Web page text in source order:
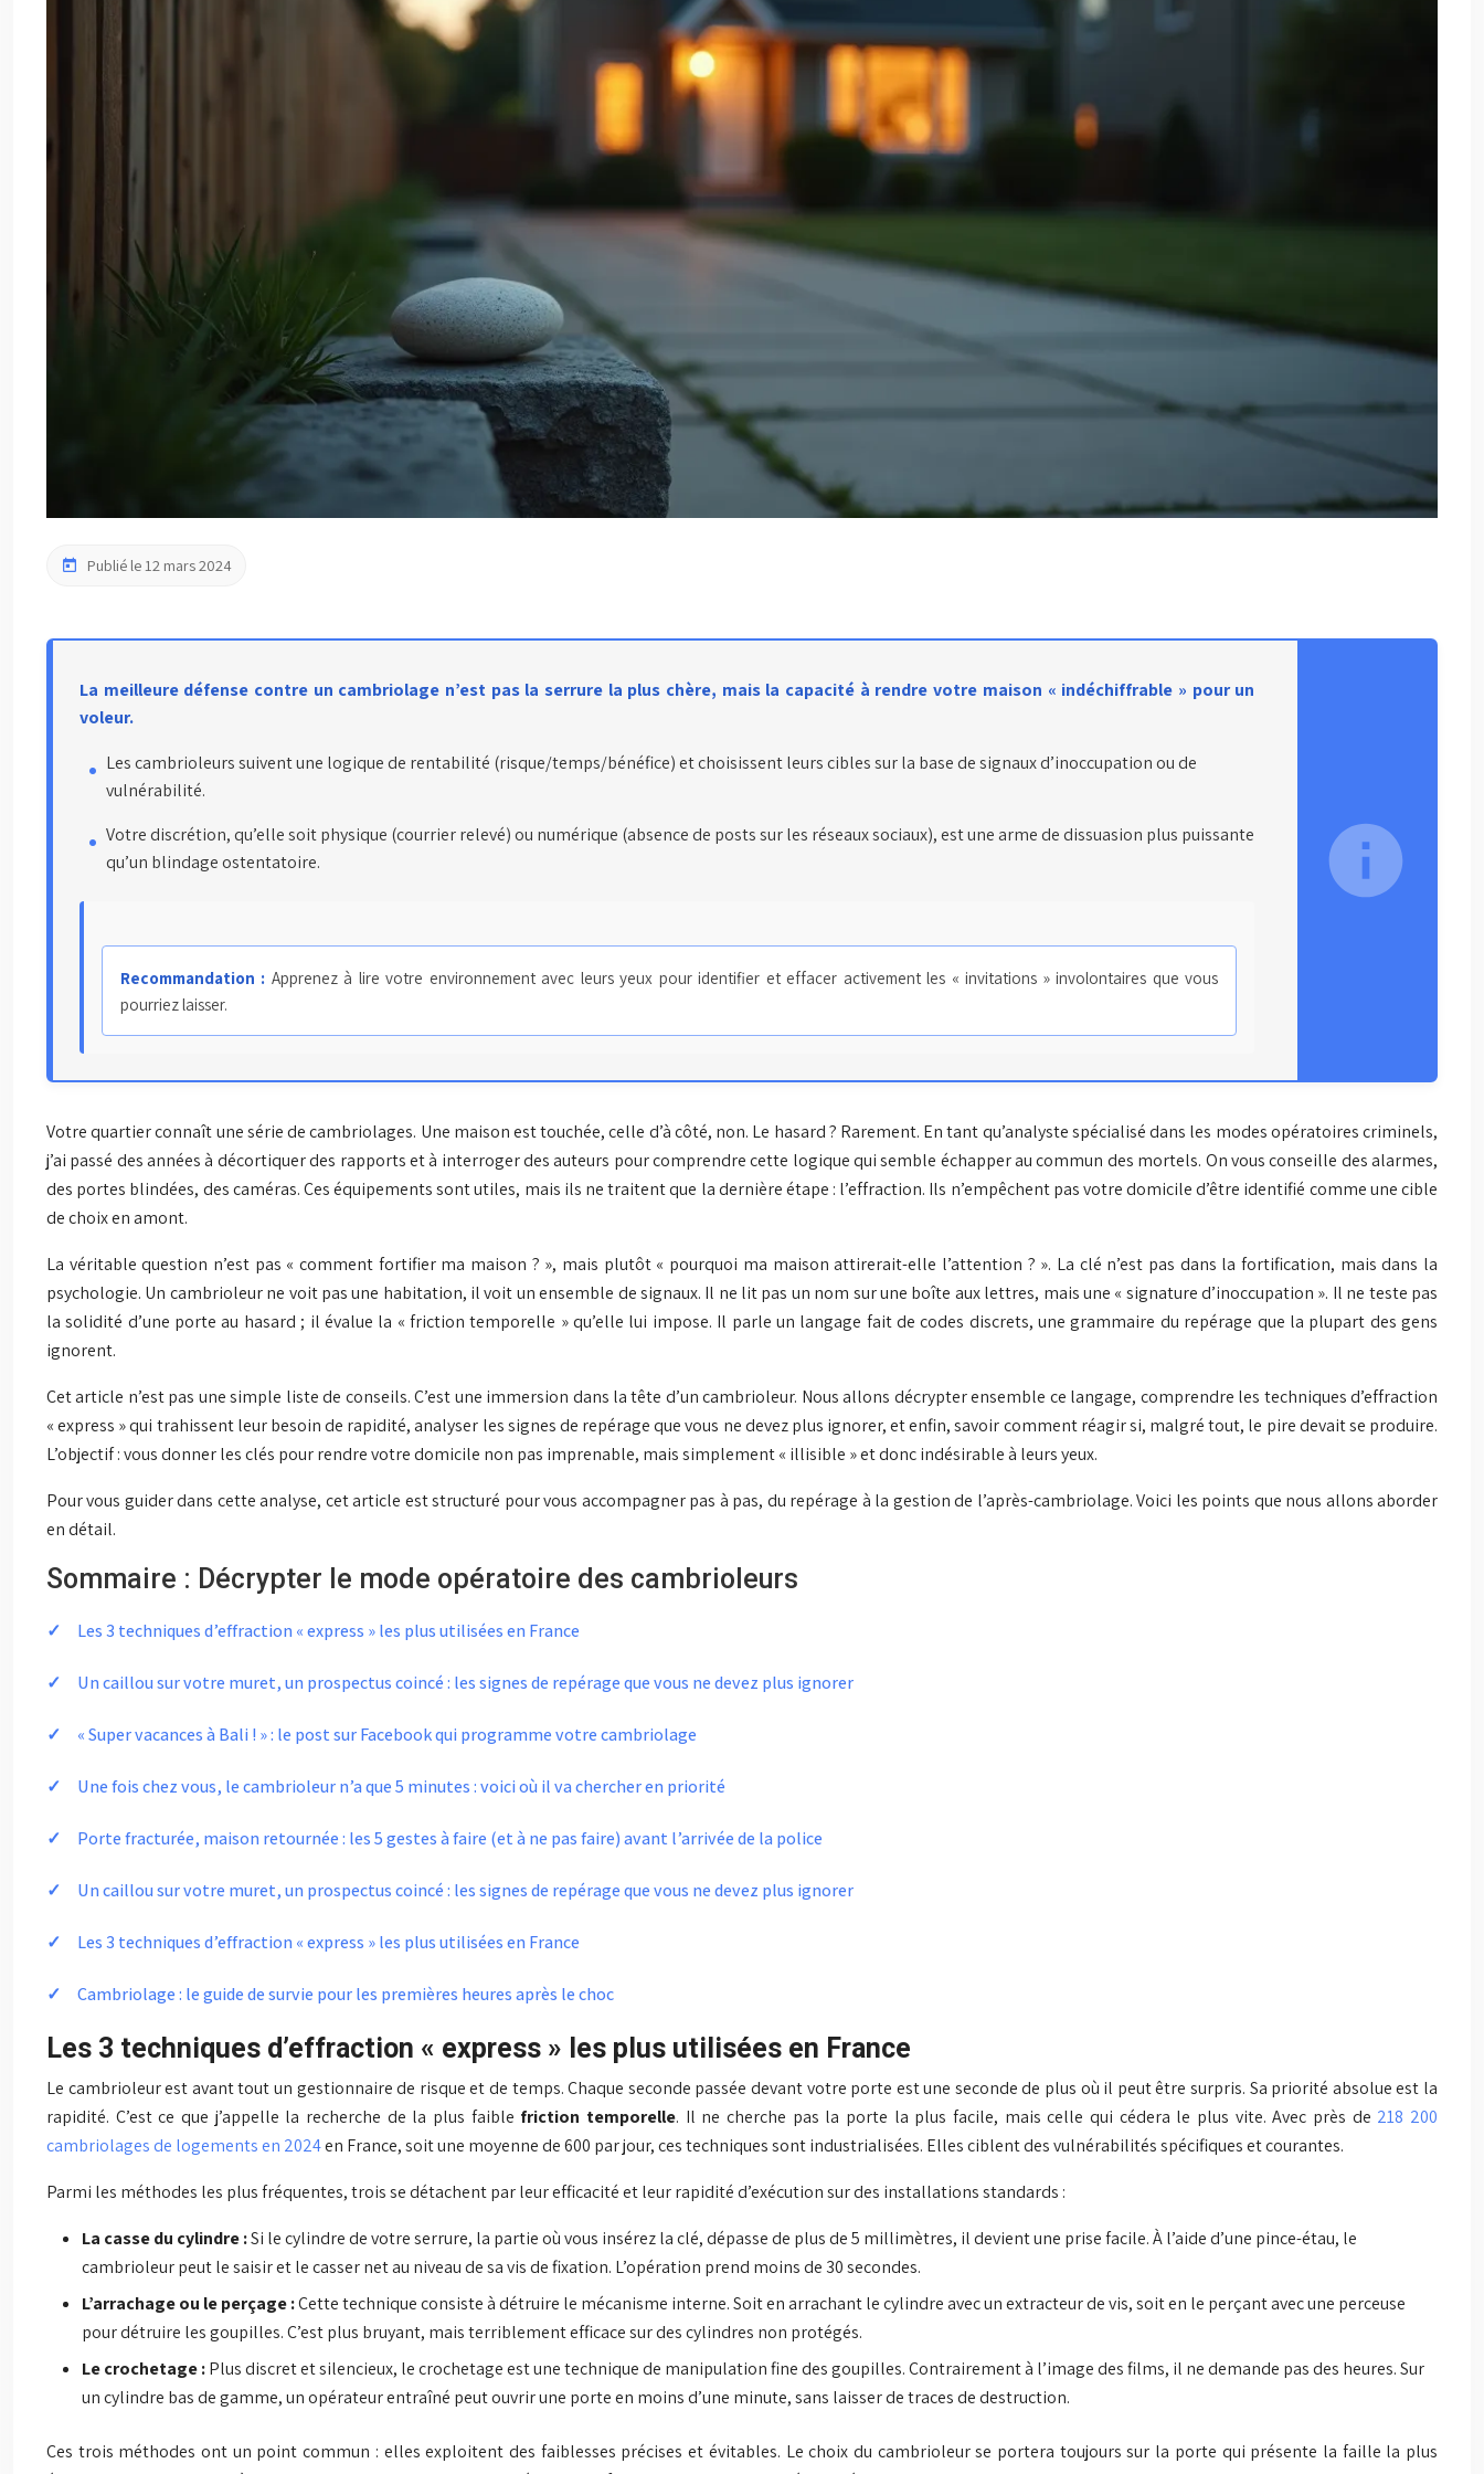
Publié le 12 mars 2024
La meilleure défense contre un cambriolage n’est pas la serrure la plus chère, mais la capacité à rendre votre maison « indéchiffrable » pour un
voleur.
Les cambrioleurs suivent une logique de rentabilité (risque/temps/bénéfice) et choisissent leurs cibles sur la base de signaux d’inoccupation ou de
vulnérabilité.
Votre discrétion, qu’elle soit physique (courrier relevé) ou numérique (absence de posts sur les réseaux sociaux), est une arme de dissuasion plus puissante
qu’un blindage ostentatoire.
Recommandation : Apprenez à lire votre environnement avec leurs yeux pour identifier et effacer activement les « invitations » involontaires que vous
pourriez laisser.
Votre quartier connaît une série de cambriolages. Une maison est touchée, celle d’à côté, non. Le hasard ? Rarement. En tant qu’analyste spécialisé dans les modes opératoires criminels,
j’ai passé des années à décortiquer des rapports et à interroger des auteurs pour comprendre cette logique qui semble échapper au commun des mortels. On vous conseille des alarmes,
des portes blindées, des caméras. Ces équipements sont utiles, mais ils ne traitent que la dernière étape : l’effraction. Ils n’empêchent pas votre domicile d’être identifié comme une cible
de choix en amont.
La véritable question n’est pas « comment fortifier ma maison ? », mais plutôt « pourquoi ma maison attirerait-elle l’attention ? ». La clé n’est pas dans la fortification, mais dans la
psychologie. Un cambrioleur ne voit pas une habitation, il voit un ensemble de signaux. Il ne lit pas un nom sur une boîte aux lettres, mais une « signature d’inoccupation ». Il ne teste pas
la solidité d’une porte au hasard ; il évalue la « friction temporelle » qu’elle lui impose. Il parle un langage fait de codes discrets, une grammaire du repérage que la plupart des gens
ignorent.
Cet article n’est pas une simple liste de conseils. C’est une immersion dans la tête d’un cambrioleur. Nous allons décrypter ensemble ce langage, comprendre les techniques d’effraction
« express » qui trahissent leur besoin de rapidité, analyser les signes de repérage que vous ne devez plus ignorer, et enfin, savoir comment réagir si, malgré tout, le pire devait se produire.
L’objectif : vous donner les clés pour rendre votre domicile non pas imprenable, mais simplement « illisible » et donc indésirable à leurs yeux.
Pour vous guider dans cette analyse, cet article est structuré pour vous accompagner pas à pas, du repérage à la gestion de l’après-cambriolage. Voici les points que nous allons aborder
en détail.
Sommaire : Décrypter le mode opératoire des cambrioleurs
Les 3 techniques d’effraction « express » les plus utilisées en France
Un caillou sur votre muret, un prospectus coincé : les signes de repérage que vous ne devez plus ignorer
« Super vacances à Bali ! » : le post sur Facebook qui programme votre cambriolage
Une fois chez vous, le cambrioleur n’a que 5 minutes : voici où il va chercher en priorité
Porte fracturée, maison retournée : les 5 gestes à faire (et à ne pas faire) avant l’arrivée de la police
Un caillou sur votre muret, un prospectus coincé : les signes de repérage que vous ne devez plus ignorer
Les 3 techniques d’effraction « express » les plus utilisées en France
Cambriolage : le guide de survie pour les premières heures après le choc
Les 3 techniques d’effraction « express » les plus utilisées en France
Le cambrioleur est avant tout un gestionnaire de risque et de temps. Chaque seconde passée devant votre porte est une seconde de plus où il peut être surpris. Sa priorité absolue est la
rapidité. C’est ce que j’appelle la recherche de la plus faible friction temporelle. Il ne cherche pas la porte la plus facile, mais celle qui cédera le plus vite. Avec près de 218 200
cambriolages de logements en 2024en France, soit une moyenne de 600 par jour, ces techniques sont industrialisées. Elles ciblent des vulnérabilités spécifiques et courantes.
Parmi les méthodes les plus fréquentes, trois se détachent par leur efficacité et leur rapidité d’exécution sur des installations standards :
La casse du cylindre :Si le cylindre de votre serrure, la partie où vous insérez la clé, dépasse de plus de 5 millimètres, il devient une prise facile. À l’aide d’une pince-étau, le
cambrioleur peut le saisir et le casser net au niveau de sa vis de fixation. L’opération prend moins de 30 secondes.
L’arrachage ou le perçage :Cette technique consiste à détruire le mécanisme interne. Soit en arrachant le cylindre avec un extracteur de vis, soit en le perçant avec une perceuse
pour détruire les goupilles. C’est plus bruyant, mais terriblement efficace sur des cylindres non protégés.
Le crochetage :Plus discret et silencieux, le crochetage est une technique de manipulation fine des goupilles. Contrairement à l’image des films, il ne demande pas des heures. Sur
un cylindre bas de gamme, un opérateur entraîné peut ouvrir une porte en moins d’une minute, sans laisser de traces de destruction.
Ces trois méthodes ont un point commun : elles exploitent des faiblesses précises et évitables. Le choix du cambrioleur se portera toujours sur la porte qui présente la faille la plus